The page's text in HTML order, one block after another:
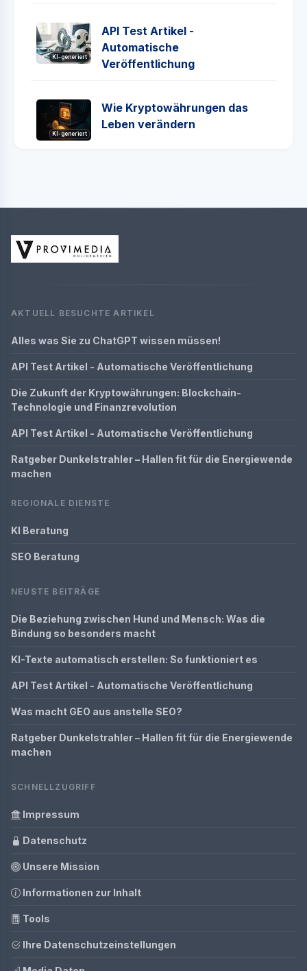
KI-generiert
API Test Artikel -
Automatische
Veröffentlichung
KI-generiert
Wie Kryptowährungen das
Leben verändern
AKTUELL BESUCHTE ARTIKEL
Alles was Sie zu ChatGPT wissen müssen!
API Test Artikel - Automatische Veröffentlichung
Die Zukunft der Kryptowährungen: Blockchain-
Technologie und Finanzrevolution
API Test Artikel - Automatische Veröffentlichung
Ratgeber Dunkelstrahler – Hallen fit für die Energiewende
machen
REGIONALE DIENSTE
KI Beratung
SEO Beratung
NEUSTE BEITRÄGE
Die Beziehung zwischen Hund und Mensch: Was die
Bindung so besonders macht
KI-Texte automatisch erstellen: So funktioniert es
API Test Artikel - Automatische Veröffentlichung
Was macht GEO aus anstelle SEO?
Ratgeber Dunkelstrahler – Hallen fit für die Energiewende
machen
SCHNELLZUGRIFF
Impressum
Datenschutz
Unsere Mission
Informationen zur Inhalt
Tools
Ihre Datenschutzeinstellungen